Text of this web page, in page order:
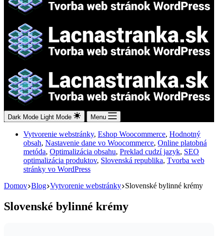
Dark Mode Light Mode Menu
Vytvorenie webstránky, Eshop Woocommerce, Hodnotný
obsah, Nastavenie dane vo Woocommerce, Online platobná
metóda, Optimalizácia obsahu, Preklad cudzí jazyk, SEO
optimalizácia produktov, Slovenská republika, Tvorba web
stránky vo WordPress
Domov Blog Vytvorenie webstránky Slovenské bylinné krémy
Slovenské bylinné krémy